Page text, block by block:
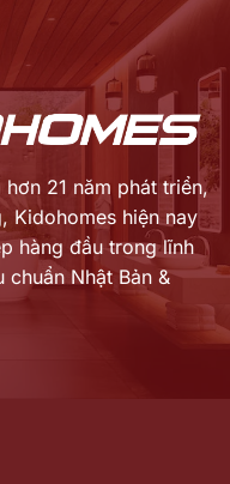
18.520.000 ₫.
12.964.000 ₫.
21 năm phát triển,
Kidohomes hiện nay
hàng đầu trong lĩnh
Nhật Bản &